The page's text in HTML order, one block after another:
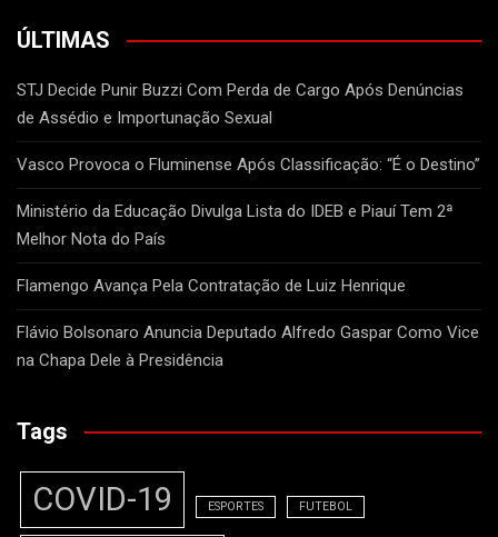
ÚLTIMAS
STJ Decide Punir Buzzi Com Perda de Cargo Após Denúncias
de Assédio e Importunação Sexual
Vasco Provoca o Fluminense Após Classificação: “É o Destino”
Ministério da Educação Divulga Lista do IDEB e Piauí Tem 2ª
Melhor Nota do País
Flamengo Avança Pela Contratação de Luiz Henrique
Flávio Bolsonaro Anuncia Deputado Alfredo Gaspar Como Vice
na Chapa Dele à Presidência
Tags
COVID-19 ESPORTES FUTEBOL